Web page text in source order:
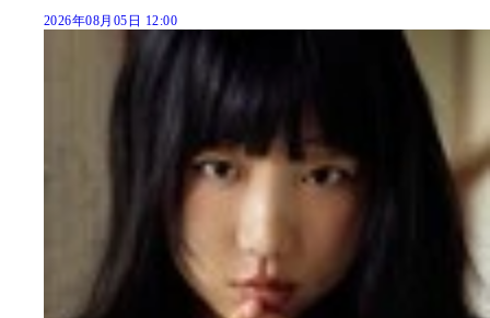
2026年08月05日 12:00